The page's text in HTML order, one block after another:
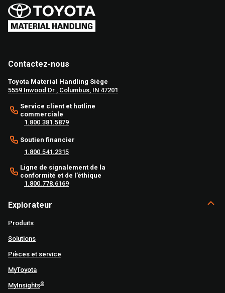
Contactez-nous
Toyota Material Handling Siège
5559 Inwood Dr., Columbus, IN 47201
Service client et hotline
commerciale
1.800.381.5879
Soutien financier
1.800.541.2315
Ligne de signalement de la
conformité et de l’éthique
1.800.778.6169
Explorateur
Produits
Solutions
Pièces et service
MyToyota
MyInsights®